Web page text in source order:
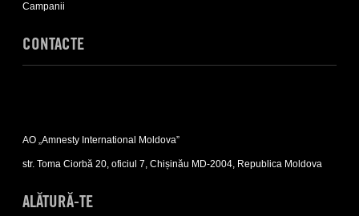
Campanii
CONTACTE
Contacte
sub-
list
AO „Amnesty International Moldova”
str. Toma Ciorbă 20, oficiul 7, Chișinău MD-2004, Republica Moldova
ALĂTURĂ-TE